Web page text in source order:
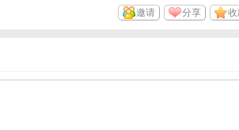
分享
邀请